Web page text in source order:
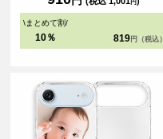
円
\まとめて割/
10％ 819 円（税込）